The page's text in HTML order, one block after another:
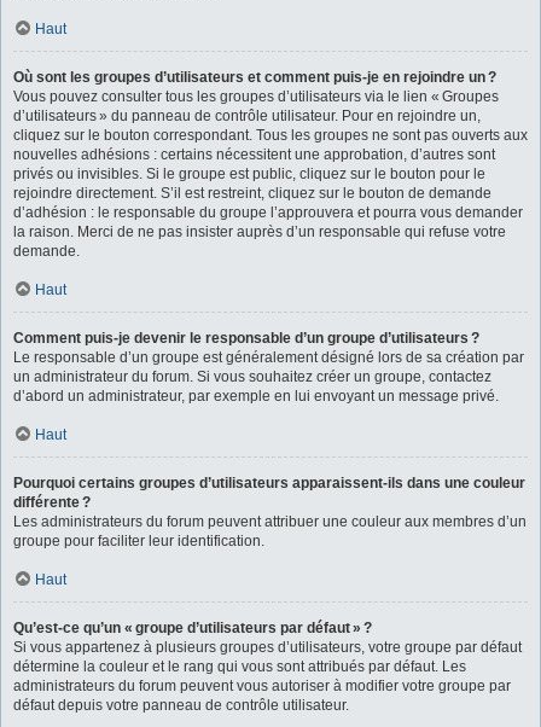
Haut
Où sont les groupes d’utilisateurs et comment puis-je en rejoindre un ?
Vous pouvez consulter tous les groupes d’utilisateurs via le lien « Groupes
d’utilisateurs » du panneau de contrôle utilisateur. Pour en rejoindre un,
cliquez sur le bouton correspondant. Tous les groupes ne sont pas ouverts aux
nouvelles adhésions : certains nécessitent une approbation, d’autres sont
privés ou invisibles. Si le groupe est public, cliquez sur le bouton pour le
rejoindre directement. S’il est restreint, cliquez sur le bouton de demande
d’adhésion : le responsable du groupe l’approuvera et pourra vous demander
la raison. Merci de ne pas insister auprès d’un responsable qui refuse votre
demande.
Haut
Comment puis-je devenir le responsable d’un groupe d’utilisateurs ?
Le responsable d’un groupe est généralement désigné lors de sa création par
un administrateur du forum. Si vous souhaitez créer un groupe, contactez
d’abord un administrateur, par exemple en lui envoyant un message privé.
Haut
Pourquoi certains groupes d’utilisateurs apparaissent-ils dans une couleur
différente ?
Les administrateurs du forum peuvent attribuer une couleur aux membres d’un
groupe pour faciliter leur identification.
Haut
Qu’est-ce qu’un « groupe d’utilisateurs par défaut » ?
Si vous appartenez à plusieurs groupes d’utilisateurs, votre groupe par défaut
détermine la couleur et le rang qui vous sont attribués par défaut. Les
administrateurs du forum peuvent vous autoriser à modifier votre groupe par
défaut depuis votre panneau de contrôle utilisateur.